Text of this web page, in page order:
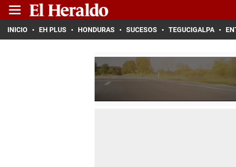
INICIO EH PLUS HONDURAS SUCESOS TEGUCIGALPA